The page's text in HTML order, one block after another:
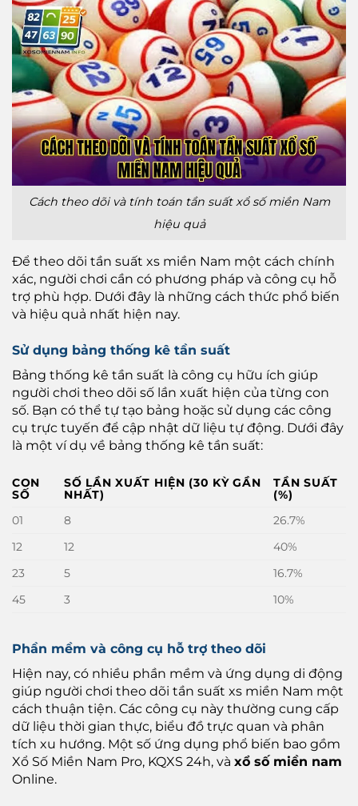
Cách theo dõi và tính toán tần suất xổ số miền Nam
hiệu quả
Để theo dõi tần suất xs miền Nam một cách chính
xác, người chơi cần có phương pháp và công cụ hỗ
trợ phù hợp. Dưới đây là những cách thức phổ biến
và hiệu quả nhất hiện nay.
Sử dụng bảng thống kê tần suất
Bảng thống kê tần suất là công cụ hữu ích giúp
người chơi theo dõi số lần xuất hiện của từng con
số. Bạn có thể tự tạo bảng hoặc sử dụng các công
cụ trực tuyến để cập nhật dữ liệu tự động. Dưới đây
là một ví dụ về bảng thống kê tần suất:
CON
SỐ
SỐ LẦN XUẤT HIỆN (30 KỲ GẦN
NHẤT)
TẦN SUẤT
(%)
01
8
26.7%
12
12
40%
23
5
16.7%
45
3 10%
Phần mềm và công cụ hỗ trợ theo dõi
Hiện nay, có nhiều phần mềm và ứng dụng di động
giúp người chơi theo dõi tần suất xs miền Nam một
cách thuận tiện. Các công cụ này thường cung cấp
dữ liệu thời gian thực, biểu đồ trực quan và phân
tích xu hướng. Một số ứng dụng phổ biến bao gồm
Xổ Số Miền Nam Pro, KQXS 24h, và xổ số miền nam
Online.